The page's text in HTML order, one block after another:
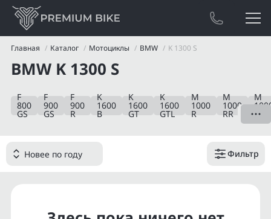
Главная Каталог Мотоциклы BMW K 1300 S
BMW K 1300 S
F
800
GS
F
900
GS
F
900
R
K
1600
B
K
1600
GT
K
1600
GTL
M
1000
R
M
1000
RR
M
XR
Фильтр